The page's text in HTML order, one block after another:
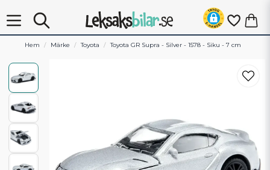
Hem Märke Toyota Toyota GR Supra - Silver - 1578 - Siku - 7 cm